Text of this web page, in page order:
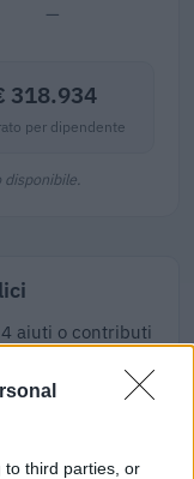
to third parties, or
—
318.934
per dipendente
aiuti o contributi
171 final)